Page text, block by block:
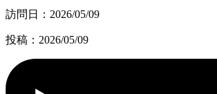
訪問日：2026/05/09
投稿：2026/05/09